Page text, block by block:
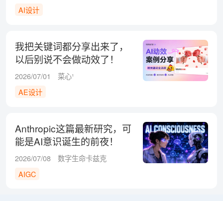
AI设计
我把关键词都分享出来了，
以后别说不会做动效了！
2026/07/01
菜心¹
AE设计
Anthropic这篇最新研究，可
能是AI意识诞生的前夜！
2026/07/08
数字生命卡兹克
AIGC